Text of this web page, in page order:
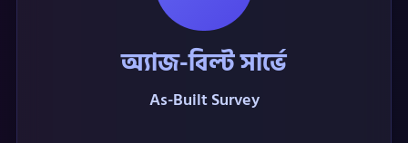
অ্যাজ-বিল্ট সার্ভে
As-Built Survey